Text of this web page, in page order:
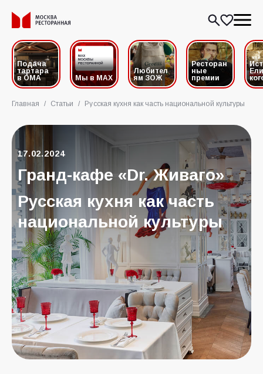
Подача
тартара
в ОМА
Мы в MAX
Любител
ям ЗОЖ
Ресторан
ные
премии
Главная / Статьи / Русская кухня как часть национальной культуры
17.02.2024
Гранд-кафе «Dr. Живаго»
Русская кухня как часть
национальной культуры